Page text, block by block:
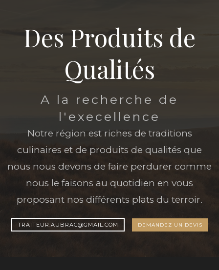
Des Produits de
Qualités
A la recherche de
l'execellence
Notre région est riches de traditions
culinaires et de produits de qualités que
nous nous devons de faire perdurer comme
nous le faisons au quotidien en vous
proposant nos différents plats du terroir.
TRAITEUR.AUBRAC@GMAIL.COM DEMANDEZ UN DEVIS